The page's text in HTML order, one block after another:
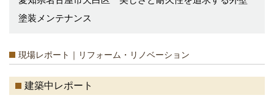
塗装メンテナンス
現場レポート｜リフォーム・リノベーション
建築中レポート